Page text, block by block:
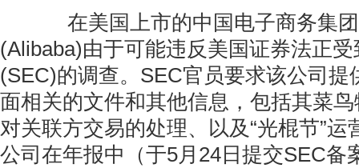
在美国上市的中国电子商务集团
(Alibaba)由于可能违反美国证券法正
(SEC)的调查。SEC官员要求该公司提
面相关的文件和其他信息，包括其菜
对关联方交易的处理、以及“光棍节”运
公司在年报中（于5月24日提交SEC备